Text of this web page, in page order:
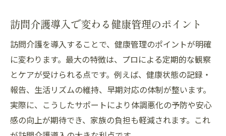
安心して任せられる訪問介護の工夫と配慮
訪問介護サービスで実感する家族の安心感
家族が安心できる訪問介護のサポート体制
訪問介護が家族の負担を軽減する理由とは
訪問介護導入後に感じる家族の安心ポイン
ト
家族も安心できる訪問介護の連絡・報告体
訪問介護導入で変わる健康管理のポイント
訪問介護を導入することで、健康管理のポイントが明確
に変わります。最大の特徴は、プロによる定期的な観察
とケアが受けられる点です。例えば、健康状態の記録・
報告、生活リズムの維持、早期対応の体制が整います。
実際に、こうしたサポートにより体調悪化の予防や安心
感の向上が期待でき、家族の負担も軽減されます。これ